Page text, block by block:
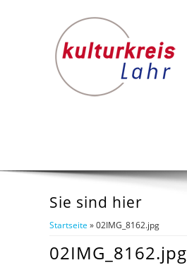
Sie sind hier
Startseite » 02IMG_8162.jpg
02IMG_8162.jpg